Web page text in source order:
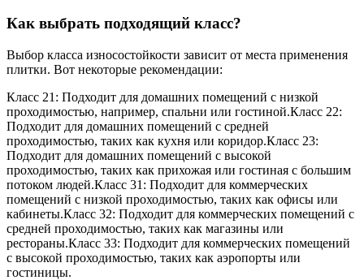
Как выбрать подходящий класс?
Выбор класса износостойкости зависит от места применения
плитки. Вот некоторые рекомендации:
Класс 21: Подходит для домашних помещений с низкой
проходимостью, например, спальни или гостиной.Класс 22:
Подходит для домашних помещений с средней
проходимостью, таких как кухня или коридор.Класс 23:
Подходит для домашних помещений с высокой
проходимостью, таких как прихожая или гостиная с большим
потоком людей.Класс 31: Подходит для коммерческих
помещений с низкой проходимостью, таких как офисы или
кабинеты.Класс 32: Подходит для коммерческих помещений с
средней проходимостью, таких как магазины или
рестораны.Класс 33: Подходит для коммерческих помещений
с высокой проходимостью, таких как аэропорты или
гостиницы.